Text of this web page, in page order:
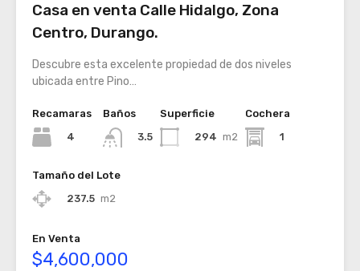
Casa en venta Calle Hidalgo, Zona
Centro, Durango.
Descubre esta excelente propiedad de dos niveles
ubicada entre Pino…
Recamaras
4
Baños
3.5
Superficie
294 m2
Cochera
1
Tamaño del Lote
237.5 m2
En Venta
$4,600,000